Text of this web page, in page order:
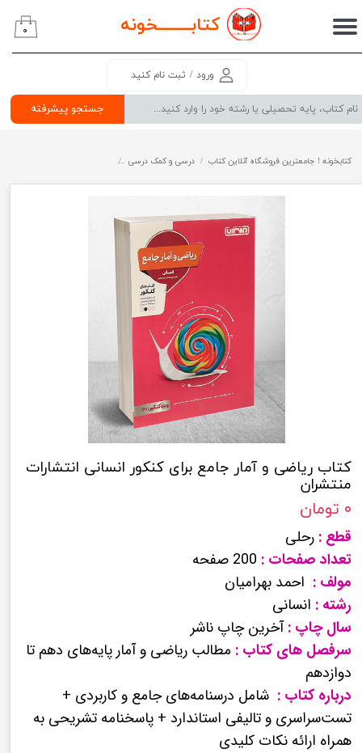
کتابــــــــخونه
جستجو پیشرفته
ورود / ثبت نام کنید
حساب کاربری من
سفارشات
۰
کتابخونه ! جامعترین فروشگاه آنلاین کتاب درسی و کمک درسی
کتاب ریاضی و آمار جامع برای کنکور انسانی انتشارات
منتشران
۰ تومان
قطع : رحلی
تعداد صفحات :
مولف : احمد بهرامیان
رشته : انسانی
سال چاپ :آخرین چاپ ناشر
سرفصل های کتاب : مطالب ریاضی و آمار پایه‌های دهم تا
دوازدهم
درباره کتاب : شامل درسنامه‌های جامع و کاربردی +
تست‌سراسری و تالیفی استاندارد + پاسخنامه تشریحی به
همراه ارائه نکات کلیدی